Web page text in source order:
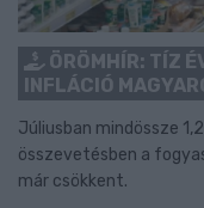
ÖRÖMHÍR: TÍZ
INFLÁCIÓ
Júliusban mindössze
összevetésben a
már csökkent.